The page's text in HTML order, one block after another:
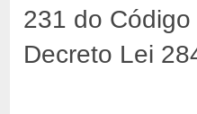
231 do
Decreto Lei